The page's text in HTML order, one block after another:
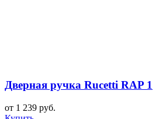
Дверная ручка Rucetti RAP 1
от 1 239 руб.